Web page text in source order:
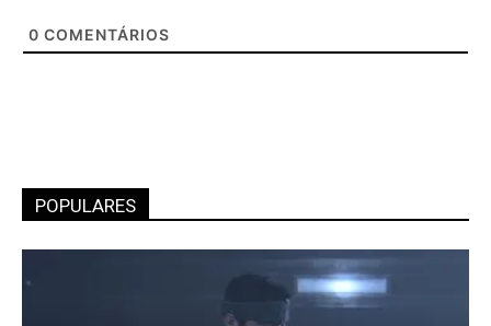
0 COMENTÁRIOS
POPULARES